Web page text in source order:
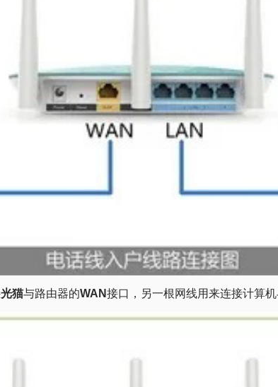
光猫与路由器的WAN接口，另一根网线用来连接计算